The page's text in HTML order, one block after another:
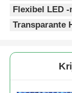
Flexibel LED
Transparante